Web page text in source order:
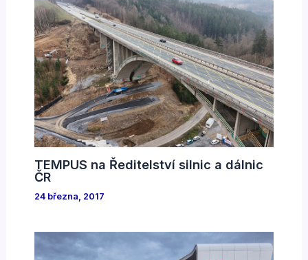
TEMPUS na Ředitelství silnic a dálnic
ČR
24 března, 2017